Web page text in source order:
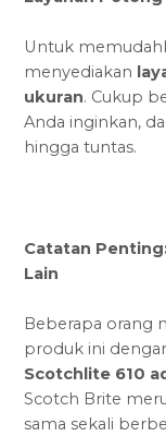
Untuk
menyediakan
ukuran. Cukup
Anda inginkan,
hingga tuntas.
Catatan
Lain
Beberapa orang
produk ini
Scotchlite 610
Scotch Brite
sama sekali